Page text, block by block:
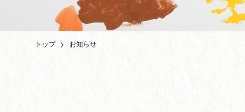
トップ お知らせ